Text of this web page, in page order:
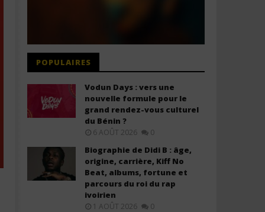
POPULAIRES
Vodun Days : vers une
nouvelle formule pour le
grand rendez-vous culturel
du Bénin ?
6 AOÛT 2026 0
Biographie de Didi B : âge,
origine, carrière, Kiff No
Beat, albums, fortune et
parcours du roi du rap
ivoirien
1 AOÛT 2026 0